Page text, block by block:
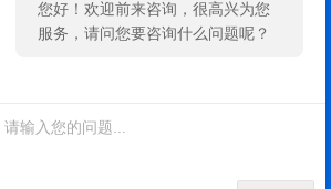
您好！欢迎前来咨询，很高兴为您
服务，请问您要咨询什么问题呢？
在线留言 联系我们